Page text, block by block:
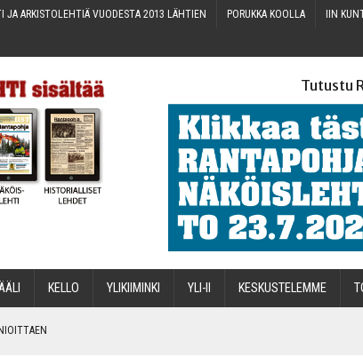
JA ARKIS­TO­LEH­TIÄ VUO­DES­TA 2013 LÄHTIEN PORUK­KA KOOLLA IIN
Tutustu
KEL­LO YLI­KII­MIN­KI YLI-II KES­KUS­TE­LEM­ME